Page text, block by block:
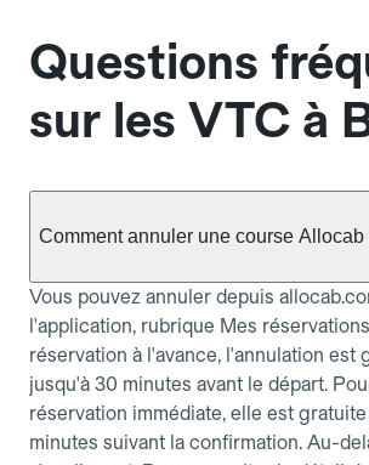
Questions
sur les VTC à
Comment annuler une course Allocab
Vous pouvez annuler depuis
l'application, rubrique Mes
réservation à l'avance, l'annulation est
jusqu'à 30 minutes avant le départ.
réservation immédiate, elle est
minutes suivant la confirmation. Au-